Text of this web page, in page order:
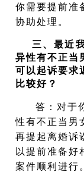
你需要提前准
协助处理。
三、最近
异性有不正当
可以起诉要求
比较好？
答： 对于
性有不正当男
再提起离婚诉
以提前准备好
案件顺利进行